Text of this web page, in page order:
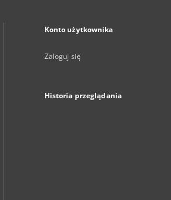
Konto użytkownika
Zaloguj się
Historia przeglądania